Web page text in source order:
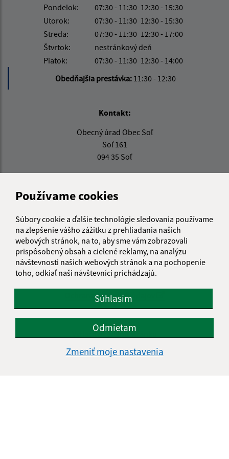
Používame cookies
Súbory cookie a ďalšie technológie sledovania používame
na zlepšenie vášho zážitku z prehliadania našich
webových stránok, na to, aby sme vám zobrazovali
prispôsobený obsah a cielené reklamy, na analýzu
návštevnosti našich webových stránok a na pochopenie
toho, odkiaľ naši návštevníci prichádzajú.
Súhlasím
Odmietam
Zmeniť moje nastavenia
Pondelok:
07:30 - 11:30 12:30 - 15:30
Utorok:
07:30 - 11:30 12:30 - 15:30
Streda:
07:30 - 11:30 12:30 - 17:00
Štvrtok:
nestránkový deň
Piatok:
07:30 - 11:30 12:30 - 14:00
Obedňajšia prestávka: 11:30 - 12:30
Kontakt:
Obecný úrad Obec Soľ
Soľ 161
094 35 Soľ
+421 574 496 423
Informácie o stránke:
Vyhlásenie o prístupnosti
Ochrana osobných údajov
Vytlačiť aktuálnu stránku
Mapa stránok
Cookies